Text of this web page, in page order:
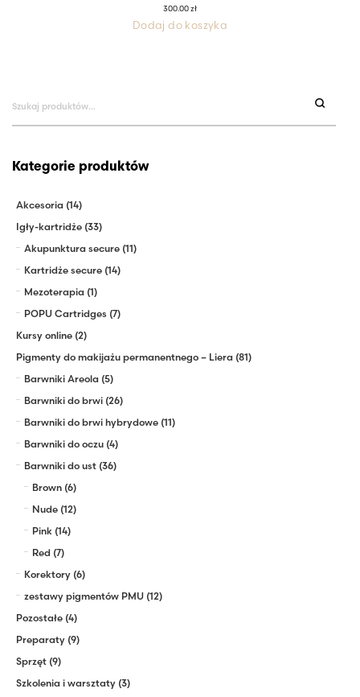
5.00na
300.00zł
Dodaj do koszyka
Szukaj:
Kategorie produktów
Akcesoria (14)
Igły-kartridże (33)
Akupunktura secure (11)
Kartridże secure (14)
Mezoterapia (1)
POPU Cartridges (7)
Kursy online (2)
Pigmenty do makijażu permanentnego – Liera (81)
Barwniki Areola (5)
Barwniki do brwi (26)
Barwniki do brwi hybrydowe (11)
Barwniki do oczu (4)
Barwniki do ust (36)
Brown (6)
Nude (12)
Pink (14)
Red (7)
Korektory (6)
zestawy pigmentów PMU (12)
Pozostałe (4)
Preparaty (9)
Sprzęt (9)
Szkolenia i warsztaty (3)